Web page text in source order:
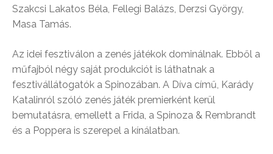
Szakcsi Lakatos Béla, Fellegi Balázs, Derzsi György,
Masa Tamás.
Az idei fesztiválon a zenés játékok dominálnak. Ebből a
műfajból négy saját produkciót is láthatnak a
fesztivállátogatók a Spinozában. A Díva című, Karády
Katalinról szóló zenés játék premierként kerül
bemutatásra, emellett a Frida, a Spinoza & Rembrandt
és a Poppera is szerepel a kínálatban.